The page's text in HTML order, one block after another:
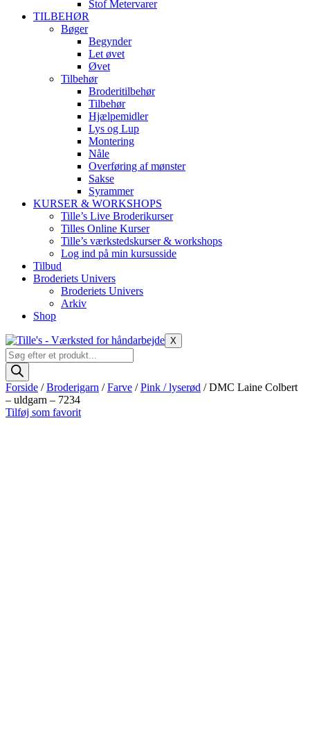
Stof Metervarer
TILBEHØR
Bøger
Begynder
Let øvet
Øvet
Tilbehør
Broderitilbehør
Tilbehør
Hjælpemidler
Lys og Lup
Montering
Nåle
Overføring af mønster
Sakse
Syrammer
KURSER & WORKSHOPS
Tille’s Live Broderikurser
Tilles Online Kurser
Tille’s værkstedskurser & workshops
Log ind på min kursusside
Tilbud
Broderiets Univers
Broderiets Univers
Arkiv
Shop
X
Products
search
Forside /Broderigarn /Farve /Pink / lyserød / DMC Laine Colbert
– uldgarn – 7234
Tilføj som favorit